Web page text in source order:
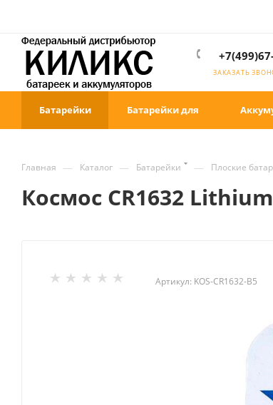
ЗАКАЗАТЬ
Батарейки Батарейки для
Главная — Каталог — Батарейки — Плоские
Космос CR1632 Lithium
Артикул: KOS-CR1632-B5